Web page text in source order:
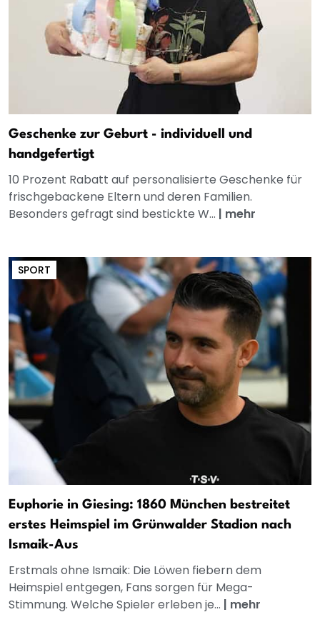
Geschenke zur Geburt - individuell und
handgefertigt
10 Prozent Rabatt auf personalisierte Geschenke für
frischgebackene Eltern und deren Familien.
Besonders gefragt sind bestickte W... | mehr
SPORT
Euphorie in Giesing: 1860 München bestreitet
erstes Heimspiel im Grünwalder Stadion nach
Ismaik-Aus
Erstmals ohne Ismaik: Die Löwen fiebern dem
Heimspiel entgegen, Fans sorgen für Mega-
Stimmung. Welche Spieler erleben je... | mehr